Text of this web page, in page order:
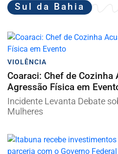
Sul da Bahia
VIOLÊNCIA
Coaraci: Chef de Cozinha
Agressão Física em
Incidente Levanta Debate
Mulheres